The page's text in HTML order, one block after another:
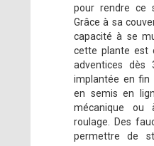
pour rendre ce
Grâce à sa
capacité à se
cette plante est
adventices dès
implantée en fin
en semis en
mécanique ou
roulage. Des
permettre de